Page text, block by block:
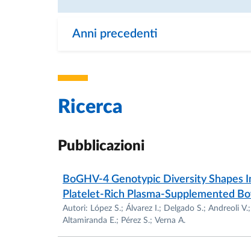
Anni precedenti
Ricerca
Pubblicazioni
BoGHV-4 Genotypic Diversity Shapes
Platelet-Rich Plasma-Supplemented
Autori: López S.; Álvarez I.; Delgado S.; Andreoli
Altamiranda E.; Pérez S.; Verna A.